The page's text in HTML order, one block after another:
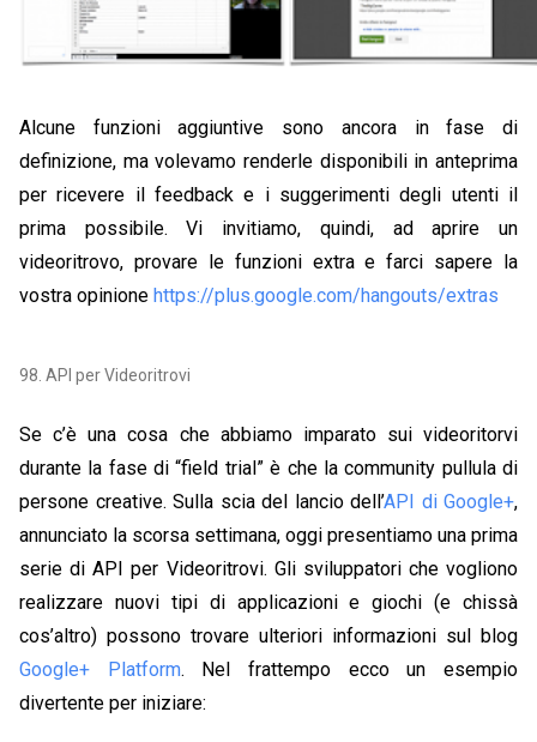
Alcune funzioni aggiuntive sono ancora in fase di
definizione, ma volevamo renderle disponibili in anteprima
per ricevere il feedback e i suggerimenti degli utenti il
prima possibile. Vi invitiamo, quindi, ad aprire un
videoritrovo, provare le funzioni extra e farci sapere la
vostra opinione https://plus.google.com/hangouts/extras
98. API per Videoritrovi
Se c’è una cosa che abbiamo imparato sui videoritorvi
durante la fase di “field trial” è che la community pullula di
persone creative. Sulla scia del lancio dell’API di Google+,
annunciato la scorsa settimana, oggi presentiamo una prima
serie di API per Videoritrovi. Gli sviluppatori che vogliono
realizzare nuovi tipi di applicazioni e giochi (e chissà
cos’altro) possono trovare ulteriori informazioni sul blog
Google+ Platform. Nel frattempo ecco un esempio
divertente per iniziare: